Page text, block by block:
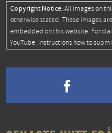
Copyright Notice: All images on
otherwise stated. These images
embedded on this website. For
YouTube. Instructions how to